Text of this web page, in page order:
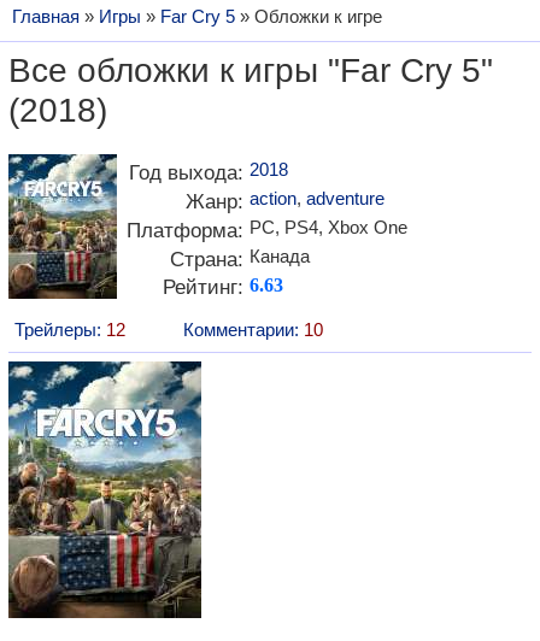
Главная » Игры » Far Cry 5 » Обложки к игре
Все обложки к игры "Far Cry 5"
(2018)
Год выхода: 2018
Жанр: action, adventure
Платформа: PC, PS4, Xbox One
Страна: Канада
Рейтинг: 6.63
Трейлеры: 12 Комментарии: 10